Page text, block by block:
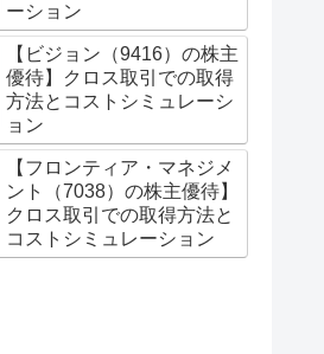
ーション
【ビジョン（9416）の株主
優待】クロス取引での取得
方法とコストシミュレーシ
ョン
【フロンティア・マネジメ
ント（7038）の株主優待】
クロス取引での取得方法と
コストシミュレーション